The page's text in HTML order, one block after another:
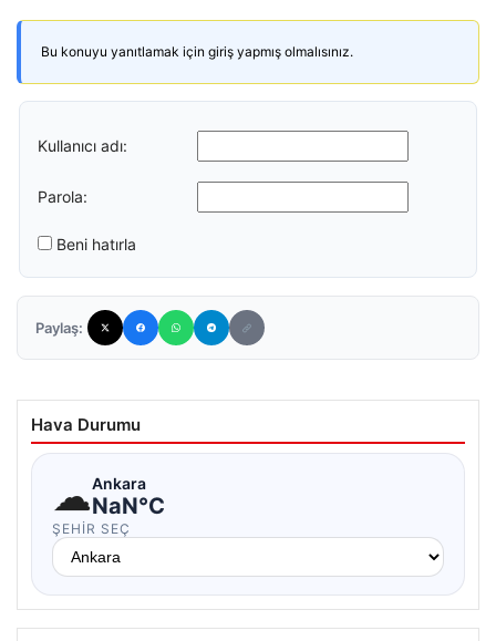
Bu konuyu yanıtlamak için giriş yapmış olmalısınız.
Kullanıcı adı:
Parola:
Beni hatırla
Paylaş:
Hava Durumu
☁Ankara
NaN°C
ŞEHIR SEÇ